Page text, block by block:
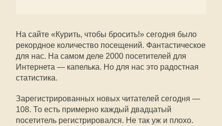
На сайте «Курить, чтобы бросить!» сегодня было
рекордное количество посещений. Фантастическое
для нас. На самом деле 2000 посетителей для
Интернета — капелька. Но для нас это радостная
статистика.
Зарегистрированных новых читателей сегодня —
108. То есть примерно каждый двадцатый
посетитель регистрировался. Не так уж и плохо.